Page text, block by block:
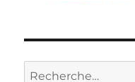
Recherche